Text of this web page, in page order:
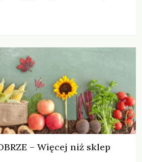
– Więcej niż sklep